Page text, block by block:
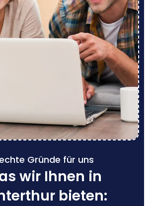
Gründe für uns
wir Ihnen in
bieten: